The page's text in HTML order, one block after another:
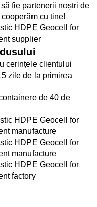
fie partenerii noștri de
cu tine!
cerințele clientului
zile de la primirea
de 40 de